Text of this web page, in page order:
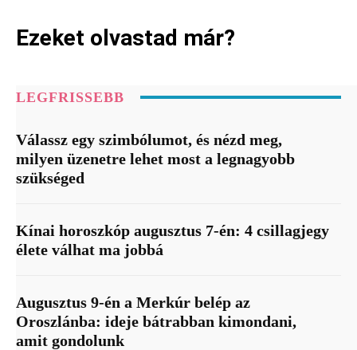
Ezeket olvastad már?
LEGFRISSEBB
Válassz egy szimbólumot, és nézd meg,
milyen üzenetre lehet most a legnagyobb
szükséged
Kínai horoszkóp augusztus 7-én: 4 csillagjegy
élete válhat ma jobbá
Augusztus 9-én a Merkúr belép az
Oroszlánba: ideje bátrabban kimondani,
amit gondolunk